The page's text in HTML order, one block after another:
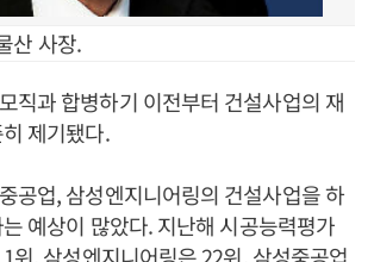
산 사장.
직과 합병하기 이전부터 건설사업의 재
제기됐다.
공업, 삼성엔지니어링의 건설사업을 하
예상이 많았다. 지난해 시공능력평가